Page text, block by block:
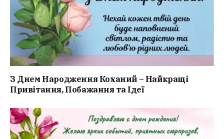
З Днем Народження Коханий – Найкращі
Привітання, Побажання та Ідеї